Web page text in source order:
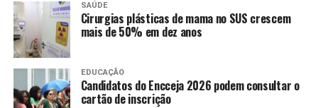
SAÚDE
Cirurgias plásticas de mama no SUS crescem
mais de 50% em dez anos
EDUCAÇÃO
Candidatos do Encceja 2026 podem consultar o
cartão de inscrição